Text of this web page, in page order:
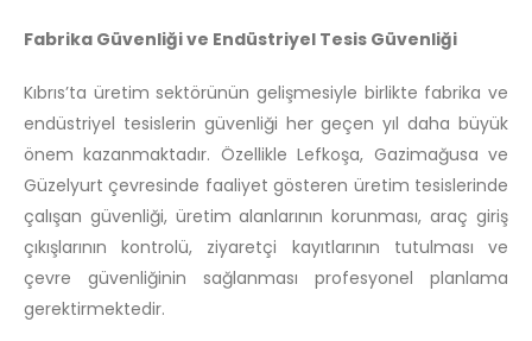
Fabrika Güvenliği ve Endüstriyel Tesis Güvenliği
Kıbrıs’ta üretim sektörünün gelişmesiyle birlikte fabrika ve
endüstriyel tesislerin güvenliği her geçen yıl daha büyük
önem kazanmaktadır. Özellikle Lefkoşa, Gazimağusa ve
Güzelyurt çevresinde faaliyet gösteren üretim tesislerinde
çalışan güvenliği, üretim alanlarının korunması, araç giriş
çıkışlarının kontrolü, ziyaretçi kayıtlarının tutulması ve
çevre güvenliğinin sağlanması profesyonel planlama
gerektirmektedir.